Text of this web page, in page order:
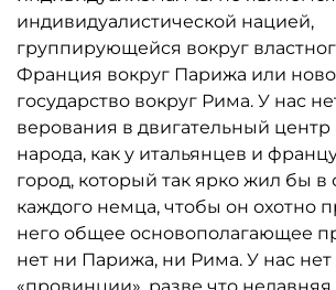
индивидуалистической нацией,
группирующейся вокруг
Франция вокруг Парижа или
государство вокруг Рима. У нас
верования в двигательный
народа, как у итальянцев и
город, который так ярко жил бы в
каждого немца, чтобы он охотно
него общее основополагающее
нет ни Парижа, ни Рима. У нас нет